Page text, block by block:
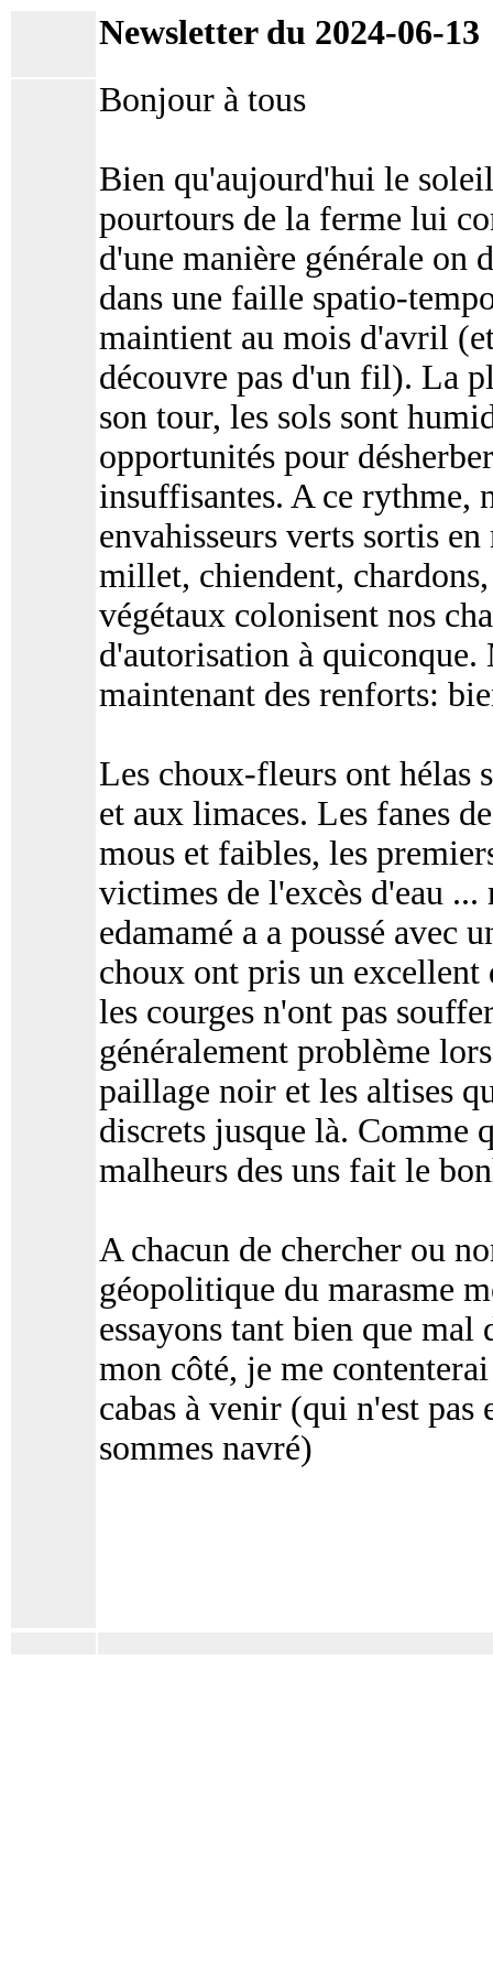
Newsletter du 2024-06-13
Bonjour à tous
Bien qu'aujourd'hui le
pourtours de la ferme lui
d'une manière générale on
dans une faille spatio-
maintient au mois d'avril
découvre pas d'un fil). La
son tour, les sols sont
opportunités pour
insuffisantes. A ce rythme,
envahisseurs verts sortis
millet, chiendent,
végétaux colonisent nos
d'autorisation à quiconque.
maintenant des renforts:
Les choux-fleurs ont hélas
et aux limaces. Les fanes
mous et faibles, les
victimes de l'excès d'eau
edamamé a a poussé avec
choux ont pris un excellent
les courges n'ont pas
généralement problème
paillage noir et les altises
discrets jusque là. Comme
malheurs des uns fait le
A chacun de chercher ou
géopolitique du marasme
essayons tant bien que
mon côté, je me
cabas à venir (qui n'est pas
sommes navré)